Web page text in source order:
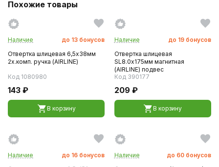
Похожие товары
Наличие до 13 бонусов
Отвертка шлицевая 6,5х38мм
2х.комп. ручка (AIRLINE)
Код 1080980
143 ₽
В корзину
Наличие до 19 бонусов
Отвертка шлицевая
SL8.0х175мм магнитная
(AIRLINE) подвес
Код 390177
209 ₽
В корзину
Наличие до 16 бонусов
Наличие до 60 бонусов